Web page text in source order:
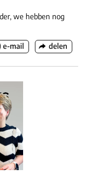
we hebben nog
e-mail delen